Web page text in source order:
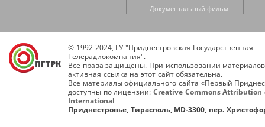
Документальный фильм
© 1992-2024, ГУ "Приднестровская Государственная
Телерадиокомпания".
Все права защищены. При использовании
активная ссылка на этот сайт обязательна.
Все материалы официального сайта «Первый
доступны по лицензии: Creative Commons Attribution
International
Приднестровье, Тирасполь, MD-3300, пер.